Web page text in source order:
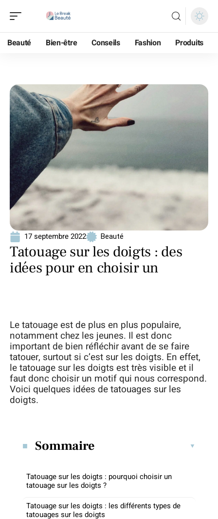
Beauté Bien-être Conseils Fashion Produits
17 septembre 2022 Beauté
Tatouage sur les doigts : des
idées pour en choisir un
Le tatouage est de plus en plus populaire,
notamment chez les jeunes. Il est donc
important de bien réfléchir avant de se faire
tatouer, surtout si c’est sur les doigts. En effet,
le tatouage sur les doigts est très visible et il
faut donc choisir un motif qui nous correspond.
Voici quelques idées de tatouages sur les
doigts.
Sommaire
Tatouage sur les doigts : pourquoi choisir un
tatouage sur les doigts ?
Tatouage sur les doigts : les différents types de
tatouages sur les doigts